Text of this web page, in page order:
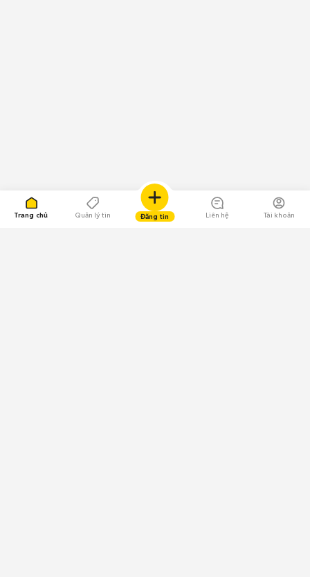
Trang chủ Quản lý tin Đăng tin Liên hệ Tài khoản